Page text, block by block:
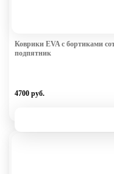
Коврики EVA с бортиками
подпятник
4700 руб.